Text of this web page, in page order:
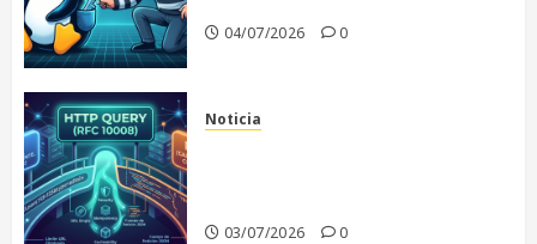
04/07/2026 0
Noticia
03/07/2026 0